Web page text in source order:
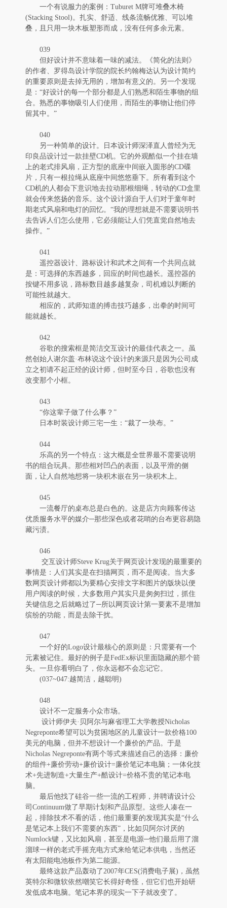
一个有说服力的案例：Tuburet M牌可堆叠木椅
(Stacking Stool)。扎实、舒适、线条流畅优雅、可以堆
叠，且只用一块木板塑形而成，没有任何多余元素。
039
但好设计并不意味着一味的减法。《简化的法则》
的作者、罗得岛设计学院的院长约翰梅达认为设计简约
的重要原则是去掉无用的，增加有意义的。另一个发现
是：“好设计的每一个部分都是人们熟悉和陌生事物的组
合。熟悉的事物吸引人们使用，而陌生的事物让他们停
留其中。”
040
另一种简单的设计。日本设计师深泽直人曾经为无
印良品设计过一款挂壁CD机。它的外观酷似一个挂在墙
上的老式排风扇，正方型的底座中间嵌入圆形的CD碟
片，只有一根拉绳从底座中间悠悠垂下。所有看到这个
CD机的人都会下意识地去拉动那根细绳，转动的CD盒里
就会传来悠扬的音乐。这个设计源自于人们对于童年时
期老式风扇和电灯的回忆。“我的理想就是不需要说明书
去告诉人们怎么使用，它必须能让人们凭直觉自然地去
操作。”
041
遥控器设计、路标设计和武术之间有一个共同点就
是：可选择的东西越多，回应的时间也越长。遥控器的
按键不用多说，路标数目越多越复杂，司机难以判断的
可能性就越大。
相应的，武师知道的搏击技巧越多，出拳的时间可
能就越长。
042
谷歌的搜索框是简洁交互设计的最佳代表之一。虽
然创始人谢尔盖·布林说这个设计的来源只是因为公司成
立之初请不起正经的设计师，但时至今日，谷歌也没有
改变那个小框。
043
“你这辈子做了什么事？”
日本时装设计师三宅一生：“裁了一块布。”
044
乐高的另一个特点：这大概是全世界最不需要说明
书的组合玩具。那些相对凹凸的表面，以及平滑的侧
面，让人自然地想将一块积木嵌在另一块积木上。
045
一流餐厅的桌布总是白色的。这是店方向顾客传达
优质服务水平的媒介─那些深色或者花哨的台布更容易隐
藏污渍。
046
交互设计师Steve Krug关于网页设计发现的最重要的
事情是：人们其实是在扫描网页，而不是阅读。当大多
数网页设计师都以为要精心安排文字和图片的版块以便
用户阅读的时候，大多数用户其实只是匆匆扫过，抓住
关键信息之后就略过了─所以网页设计第一要素不是增加
缤纷的功能，而是去除干扰。
047
一个好的Logo设计最核心的原则是：只需要有一个
元素被记住。最好的例子是FedEx标识里面隐藏的那个箭
头。一旦你看明白了，你永远都不会忘记它。
(037~047:越简洁，越聪明)
048
设计不一定服务小众市场。
设计师伊夫·贝阿尔与麻省理工大学教授Nicholas
Negreponte希望可以为贫困地区的儿童设计一款价格100
美元的电脑，但并不想设计一个廉价的产品。于是
Nicholas Negreponte有两个等式来描述自己的选择：廉价
的组件+廉价劳动+廉价设计=廉价笔记本电脑；一体化技
术+先进制造+大量生产+酷设计=价格不贵的笔记本电
脑。
最后他找了硅谷一些一流的工程师，并聘请设计公
司Continuum做了早期计划和产品原型。这些人凑在一
起，排除技术不看的话，他们最重要的发现其实是“什么
是笔记本上我们不需要的东西”，比如贝阿尔讨厌的
Numlock键，又比如风扇，甚至是电源─他们最后用了溜
溜球一样的老式手摇充电方式来给笔记本供电，当然还
有太阳能电池板作为第二能源。
最终这款产品轰动了2007年CES(消费电子展)，虽然
英特尔和微软依然嘲笑它长得好奇怪，但它们也开始研
发低成本电脑。笔记本界的现实一下子就改变了。